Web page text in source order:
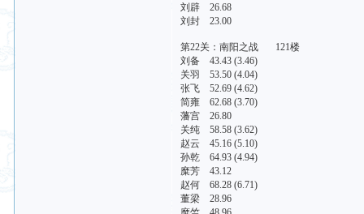
刘辟 26.68
刘封 23.00
第22关：南阳之战 121楼
刘备 43.43 (3.46)
关羽 53.50 (4.04)
张飞 52.69 (4.62)
简雍 62.68 (3.70)
藩宫 26.80
关纯 58.58 (3.62)
赵云 45.16 (5.10)
孙乾 64.93 (4.94)
糜芳 43.12
赵何 68.28 (6.71)
董梁 28.96